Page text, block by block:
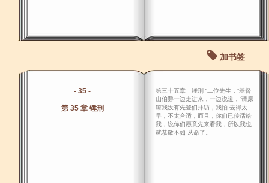
加书签
- 35 -
第 35 章 锤刑
第三十五章 锤刑 “二位先生，”基督
山伯爵一边走进来，一边说道，“请原
谅我没有先登们拜访，我怕 去得太
早，不太合适，而且，你们已传话给
我，说你们愿意先来看我，所以我也
就恭敬不如 从命了。